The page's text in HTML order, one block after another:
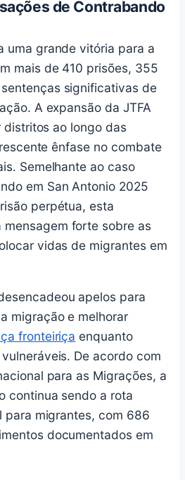
de Contrabando
uma grande vitória para a
mais de 410 prisões, 355
significativas de
A expansão da JTFA
ao longo das
ênfase no combate
Semelhante ao caso
em San Antonio 2025
perpétua, esta
mensagem forte sobre as
vidas de migrantes em
apelos para
migração e melhorar
fronteiriça enquanto
De acordo com
para as Migrações, a
continua sendo a rota
para migrantes, com 686
documentados em